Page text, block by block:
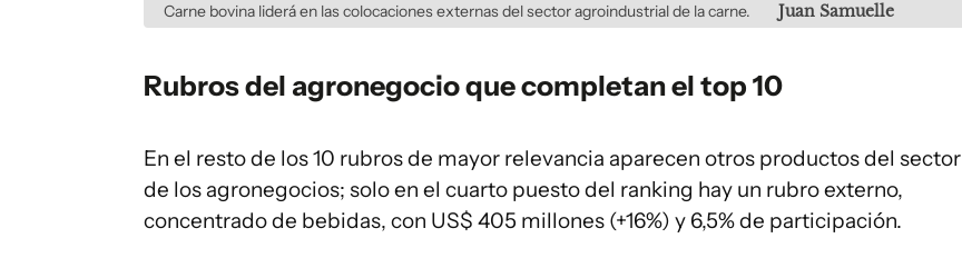
Carne bovina liderá en las colocaciones externas del sector agroindustrial de la carne. Juan Samuelle
Rubros del agronegocioque completan el top 10
En el resto de los 10 rubros de mayor relevancia aparecen otros productos del sector
de los agronegocios; solo en el cuarto puesto del ranking hay un rubro externo,
concentrado de bebidas, con US$ 405 millones (+16%) y 6,5% de participación.